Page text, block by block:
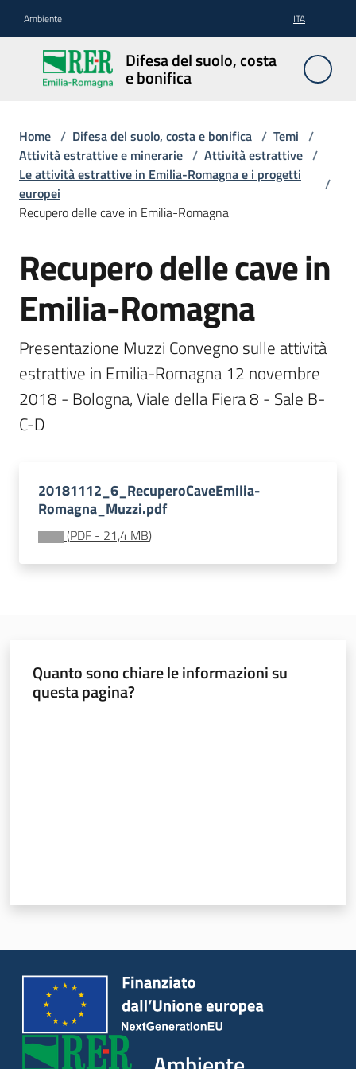
Ambiente ITA
Difesa del suolo, costa
e bonifica
Difesa
del
suolo,
bonifica
Pianificazione
Temi
Documentazione
Comunicazione
Ambiente
Servizi
Home / Difesa del suolo, costa e bonifica / Temi /
Attività estrattive e minerarie / Attività estrattive /
Le attività estrattive in Emilia-Romagna e i progetti
europei
/
Recupero delle cave in Emilia-Romagna
Recupero delle cave in
Emilia-Romagna
Presentazione Muzzi Convegno sulle attività
estrattive in Emilia-Romagna 12 novembre
2018 - Bologna, Viale della Fiera 8 - Sale B-
C-D
20181112_6_RecuperoCaveEmilia-
Romagna_Muzzi.pdf
(PDF - 21,4 MB)
Quanto sono chiare le informazioni su
questa pagina?